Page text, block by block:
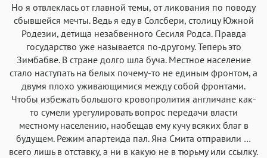
Но я отвлеклась от главной темы, от ликования по поводу
сбывшейся мечты. Ведь я еду в Солсбери, столицу Южной
Родезии, детища незабвенного Сесиля Родса. Правда
государство уже называется по-другому. Теперь это
Зимбабве. В стране долго шла буча. Местное население
стало наступать на белых почему-то не единым фронтом, а
двумя плохо уживающимися между собой фронтами.
Чтобы избежать большого кровопролития англичане как-
то сумели урегулировать вопрос передачи власти
местному населению, наобещав ему кучу всяких благ в
будущем. Режим апартеида пал. Яна Смита отправили …
всего лишь в отставку, а ни в какую не в тюрьму или ссылку.